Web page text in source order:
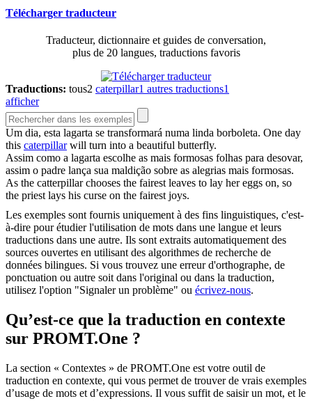
Télécharger traducteur
Traducteur, dictionnaire et guides de conversation,
plus de 20 langues, traductions favoris
Traductions: tous2 caterpillar1 autres traductions1
afficher
Um dia, esta lagarta se transformará numa linda borboleta. One day
this caterpillarwill turn into a beautiful butterfly.
Assim como a lagarta escolhe as mais formosas folhas para desovar,
assim o padre lança sua maldição sobre as alegrias mais formosas.
As the catterpillar chooses the fairest leaves to lay her eggs on, so
the priest lays his curse on the fairest joys.
Les exemples sont fournis uniquement à des fins linguistiques, c'est-
à-dire pour étudier l'utilisation de mots dans une langue et leurs
traductions dans une autre. Ils sont extraits automatiquement des
sources ouvertes en utilisant des algorithmes de recherche de
données bilingues. Si vous trouvez une erreur d'orthographe, de
ponctuation ou autre soit dans l'original ou dans la traduction,
utilisez l'option "Signaler un problème" ou écrivez-nous.
Qu’est-ce que la traduction en contexte
sur PROMT.One ?
La section « Contextes » de PROMT.One est votre outil de
traduction en contexte, qui vous permet de trouver de vrais exemples
d’usage de mots et d’expressions. Il vous suffit de saisir un mot, et le